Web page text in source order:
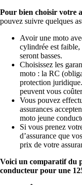
Pour bien choisir votre
pouvez suivre quelques
Avoir une moto
cylindrée est faible,
seront basses.
Choisissez les
moto : la RC
protection
peuvent vous
Vous pouvez
assurances
moto jeune
Si vous prenez
d’assurance que
prix de votre
Voici un comparatif du
conducteur pour une